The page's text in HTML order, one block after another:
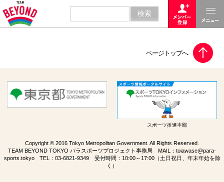
スポーツ推進本部
Copyright © 2016 Tokyo Metropolitan Government. All Rights Reserved.
TEAM BEYOND TOKYO パラスポーツプロジェクト事務局 MAIL： toiawase@para-
sports.tokyoTEL： 03-6821-9349受付時間：10:00～17:00（土日祝日、年末年始を除
く）